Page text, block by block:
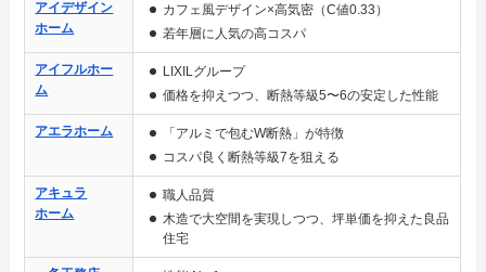
アイデザイン
ホーム
カフェ風デザイン×高気密（C値0.33）
若年層に人気の高コスパ
アイフルホー
ム
LIXILグループ
価格を抑えつつ、断熱等級5〜6の安定した性能
アエラホーム
「アルミで包むW断熱」が特徴
コスパ良く断熱等級7を狙える
アキュラ
ホーム
職人品質
木造で大空間を実現しつつ、坪単価を抑えた良品
住宅